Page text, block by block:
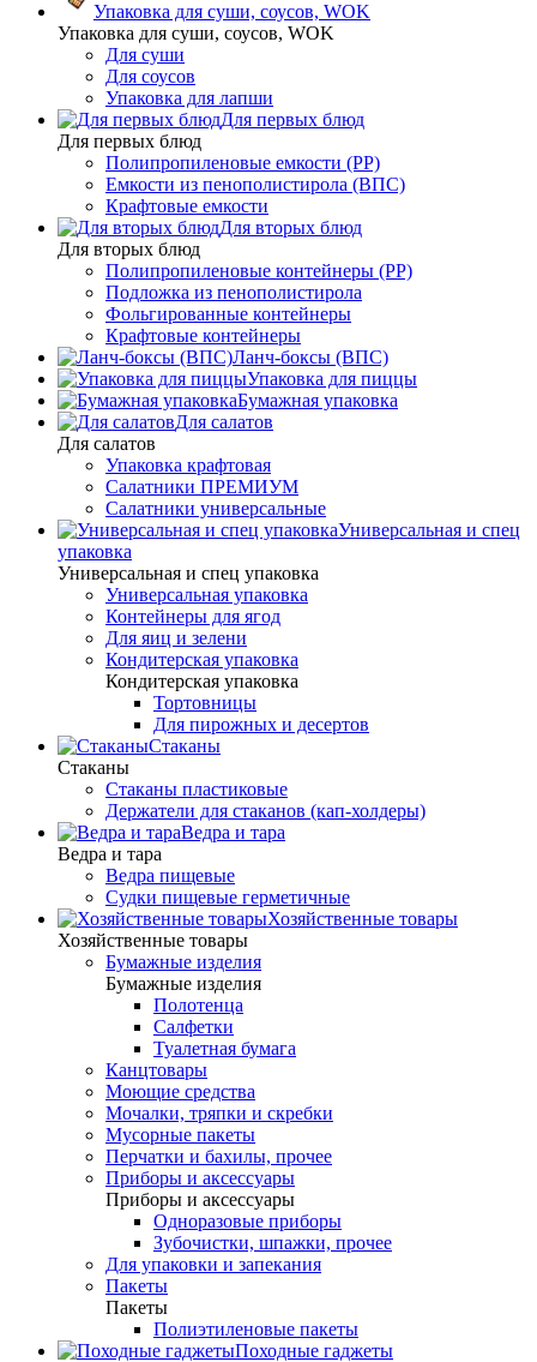
Упаковка для суши, соусов, WOK
Упаковка для суши, соусов, WOK
Для суши
Для соусов
Упаковка для лапши
Для первых блюд
Для первых блюд
Полипропиленовые емкости (PP)
Емкости из пенополистирола (ВПС)
Крафтовые емкости
Для вторых блюд
Для вторых блюд
Полипропиленовые контейнеры (PP)
Подложка из пенополистирола
Фольгированные контейнеры
Крафтовые контейнеры
Ланч-боксы (ВПС)
Упаковка для пиццы
Бумажная упаковка
Для салатов
Для салатов
Упаковка крафтовая
Салатники ПРЕМИУМ
Салатники универсальные
Универсальная и спец
упаковка
Универсальная и спец упаковка
Универсальная упаковка
Контейнеры для ягод
Для яиц и зелени
Кондитерская упаковка
Кондитерская упаковка
Тортовницы
Для пирожных и десертов
Стаканы
Стаканы
Стаканы пластиковые
Держатели для стаканов (кап-холдеры)
Ведра и тара
Ведра и тара
Ведра пищевые
Судки пищевые герметичные
Хозяйственные товары
Хозяйственные товары
Бумажные изделия
Бумажные изделия
Полотенца
Салфетки
Туалетная бумага
Канцтовары
Моющие средства
Мочалки, тряпки и скребки
Мусорные пакеты
Перчатки и бахилы, прочее
Приборы и аксессуары
Приборы и аксессуары
Одноразовые приборы
Зубочистки, шпажки, прочее
Для упаковки и запекания
Пакеты
Пакеты
Полиэтиленовые пакеты
Походные гаджеты